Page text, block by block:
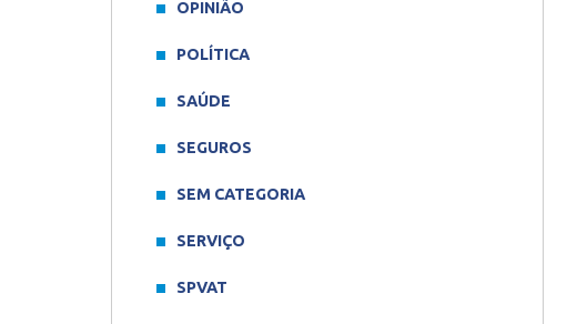
OPINIÃO
POLÍTICA
SAÚDE
SEGUROS
SEM CATEGORIA
SERVIÇO
SPVAT